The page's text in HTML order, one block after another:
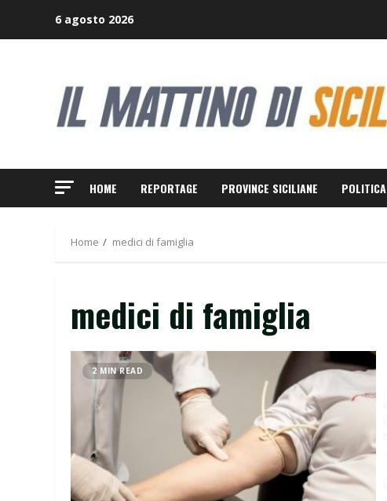
6 agosto 2026
HOME REPORTAGE PROVINCE SICILIANE POLITICA
Home medici di famiglia
medici di famiglia
2 MIN READ